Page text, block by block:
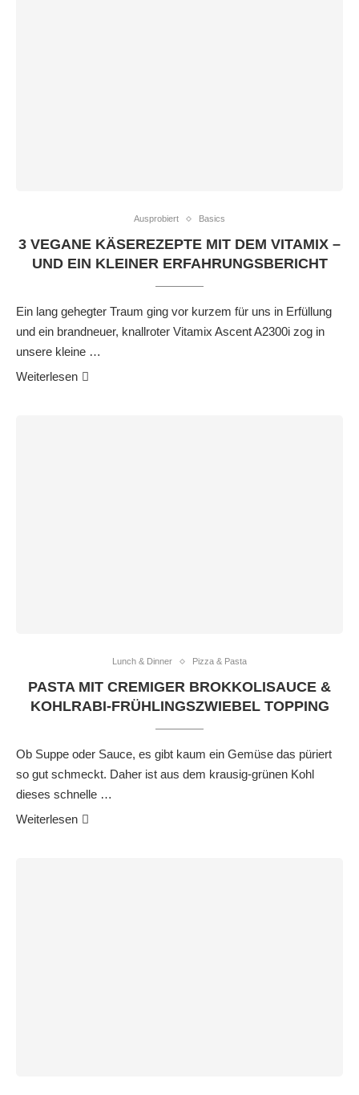
Ausprobiert Basics
3 VEGANE KÄSEREZEPTE MIT DEM VITAMIX –
UND EIN KLEINER ERFAHRUNGSBERICHT
Ein lang gehegter Traum ging vor kurzem für uns in Erfüllung
und ein brandneuer, knallroter Vitamix Ascent A2300i zog in
unsere kleine …
Weiterlesen
Lunch & Dinner Pizza & Pasta
PASTA MIT CREMIGER BROKKOLISAUCE &
KOHLRABI-FRÜHLINGSZWIEBEL TOPPING
Ob Suppe oder Sauce, es gibt kaum ein Gemüse das püriert
so gut schmeckt. Daher ist aus dem krausig-grünen Kohl
dieses schnelle …
Weiterlesen